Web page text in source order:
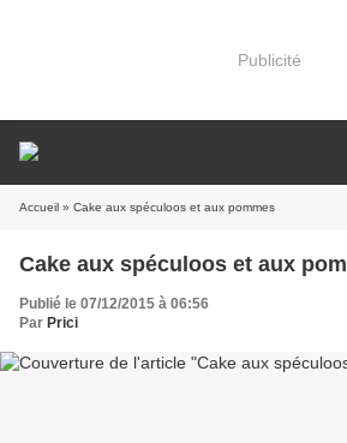
Publicité
Accueil » Cake aux spéculoos et aux pommes
Cake aux spéculoos et aux
Publié le 07/12/2015 à 06:56
Par Prici